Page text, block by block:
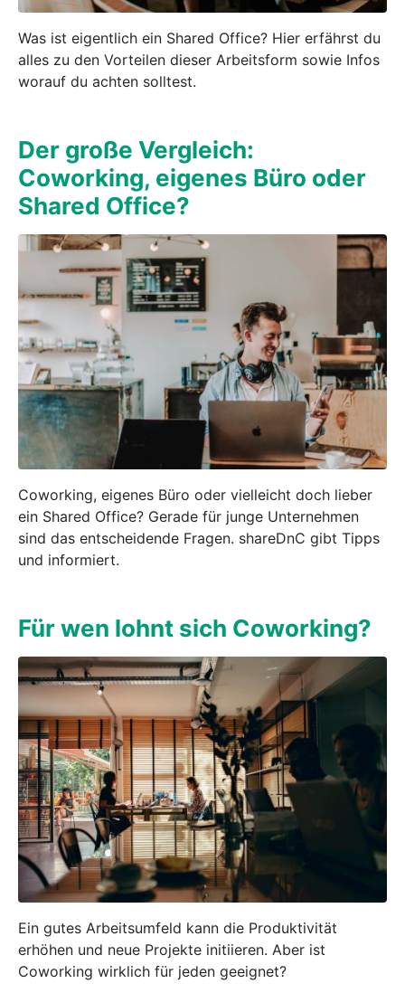
Was ist eigentlich ein Shared Office? Hier erfährst du
alles zu den Vorteilen dieser Arbeitsform sowie Infos
worauf du achten solltest.
Der große Vergleich:
Coworking, eigenes Büro oder
Shared Office?
Coworking, eigenes Büro oder vielleicht doch lieber
ein Shared Office? Gerade für junge Unternehmen
sind das entscheidende Fragen. shareDnC gibt Tipps
und informiert.
Für wen lohnt sich Coworking?
Ein gutes Arbeitsumfeld kann die Produktivität
erhöhen und neue Projekte initiieren. Aber ist
Coworking wirklich für jeden geeignet?